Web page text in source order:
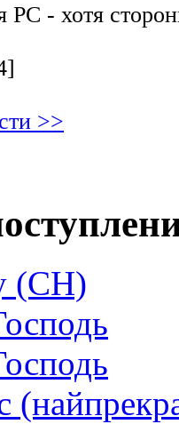
РС - хотя
>>
(СН)